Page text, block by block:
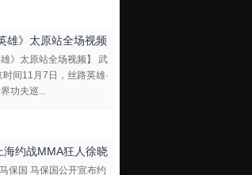
雄》太原站全场视频
雄》太原站全场视频】 武
时间11月7日，丝路英雄·
功夫巡...
约战MMA狂人徐晓
保国 马保国公开宣布约